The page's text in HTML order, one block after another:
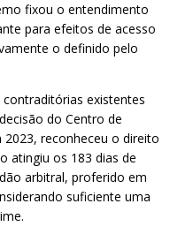
fixou o entendimento
para efeitos de acesso
o definido pelo
existentes
do Centro de
reconheceu o direito
atingiu os 183 dias de
arbitral, proferido em
suficiente uma